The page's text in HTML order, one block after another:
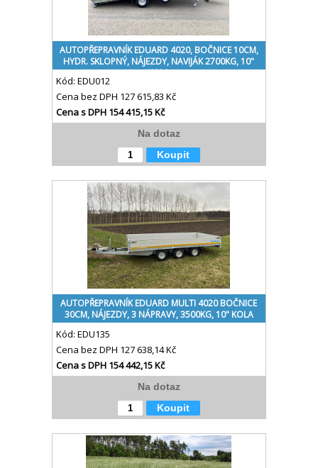
AUTOPŘEPRAVNÍK EDUARD 4020, BOČNICE 10CM,
HYDR. SKLOPNÝ, NÁJEZDY, NAVIJÁK 2700KG, 10"
KOLA
Kód: EDU012
Cena bez DPH 127 615,83 Kč
Cena s DPH 154 415,15 Kč
Na dotaz
Koupit
AUTOPŘEPRAVNÍK EDUARD MULTI 4020 BOČNICE
30CM, NÁJEZDY, 3 NÁPRAVY, 3500KG, 10" KOLA
Kód: EDU135
Cena bez DPH 127 638,14 Kč
Cena s DPH 154 442,15 Kč
Na dotaz
Koupit